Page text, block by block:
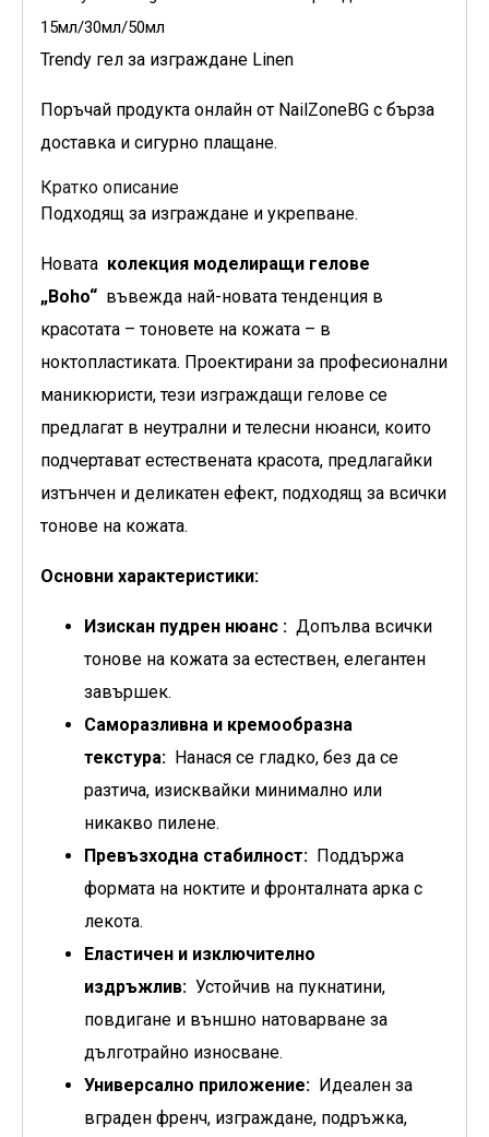
15мл/30мл/50мл
Trendy гел за изграждане Linen
Поръчай продукта онлайн от NailZoneBG с бърза
доставка и сигурно плащане.
Кратко описание
Подходящ за изграждане и укрепване.
Новата колекция моделиращи гелове
„Boho“ въвежда най-новата тенденция в
красотата – тоновете на кожата – в
ноктопластиката. Проектирани за професионални
маникюристи, тези изграждащи гелове се
предлагат в неутрални и телесни нюанси, които
подчертават естествената красота, предлагайки
изтънчен и деликатен ефект, подходящ за всички
тонове на кожата.
Основни характеристики:
Изискан пудрен нюанс : Допълва всички
тонове на кожата за естествен, елегантен
завършек.
Саморазливна и кремообразна
текстура: Нанася се гладко, без да се
разтича, изисквайки минимално или
никакво пилене.
Превъзходна стабилност: Поддържа
формата на ноктите и фронталната арка с
лекота.
Еластичен и изключително
издръжлив: Устойчив на пукнатини,
повдигане и външно натоварване за
дълготрайно износване.
Универсално приложение: Идеален за
вграден френч, изграждане, подръжка,